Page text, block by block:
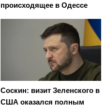
происходящее в Одессе
Соскин: визит Зеленского в
США оказался полным